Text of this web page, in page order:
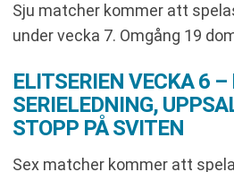
Sju matcher kommer att
under vecka 7. Omgång 19
ELITSERIEN VECKA 6
SERIELEDNING,
STOPP PÅ SVITEN
Sex matcher kommer att